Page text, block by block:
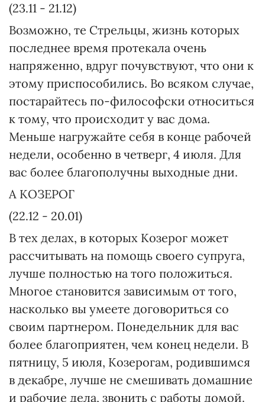
(23.11 - 21.12)
Возможно, те Стрельцы, жизнь которых
последнее время протекала очень
напряженно, вдруг почувствуют, что они к
этому приспособились. Во всяком случае,
постарайтесь по-философски относиться
к тому, что происходит у вас дома.
Меньше нагружайте себя в конце рабочей
недели, особенно в четверг, 4 июля. Для
вас более благополучны выходные дни.
A КОЗЕРОГ
(22.12 - 20.01)
В тех делах, в которых Козерог может
рассчитывать на помощь своего супруга,
лучше полностью на того положиться.
Многое становится зависимым от того,
насколько вы умеете договориться со
своим партнером. Понедельник для вас
более благоприятен, чем конец недели. В
пятницу, 5 июля, Козерогам, родившимся
в декабре, лучше не смешивать домашние
и рабочие дела, звонить с работы домой.